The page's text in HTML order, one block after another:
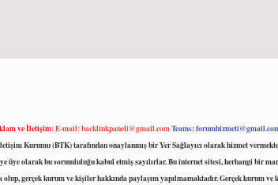
ve İletişim:E-mail:backlinkpaneli@gmail.comTeams:
Kurumu (BTK) tarafından onaylanmış bir Yer Sağlayıcı olarak hizmet
olarak bu sorumluluğu kabul etmiş sayılırlar. Bu internet sitesi, herhangi bir
gerçek kurum ve kişiler hakkında paylaşım yapılmamaktadır. Gerçek kurum